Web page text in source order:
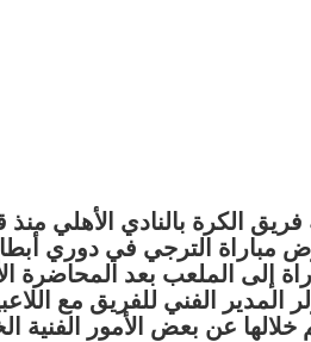
الكرة بالنادي الأهلي
مباراة الترجي في دوري
إلى الملعب بعد المحاضرة
المدير الفني للفريق مع
عن بعض الأمور الفنية